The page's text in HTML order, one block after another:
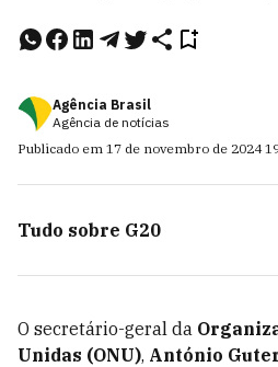
Agência Brasil
Agência de notícias
Publicado em 17 de novembro de 2024
Tudo sobre G20
O secretário-geral da
Unidas (ONU), António